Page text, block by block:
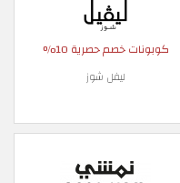
كوبونات خصم حصرية 10%
ليفل شوز